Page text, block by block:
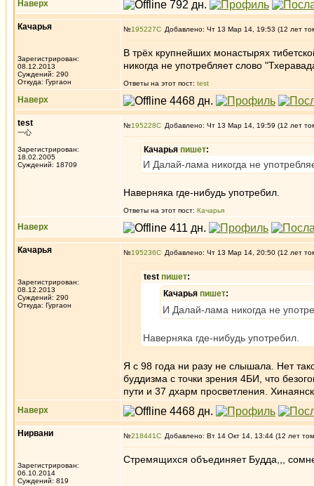
Наверх
Качарья
Зарегистрирован:
08.12.2013
Суждений: 290
Откуда: Гургаон
№195227 Добавлено: Чт 13 Мар 14, 19:53 (12 лет
В трёх крупнейших монастырях
никогда не употребляет слово
Ответы на этот пост: test
Наверх
test
一心
Зарегистрирован:
18.02.2005
Суждений: 18709
№195228 Добавлено: Чт 13 Мар 14, 19:59 (12 лет
Качарья пишет:
И Далай-лама никогда не
Наверняка где-нибудь употребил.
Ответы на этот пост: Качарья
Наверх
Качарья
Зарегистрирован:
08.12.2013
Суждений: 290
Откуда: Гургаон
№195236 Добавлено: Чт 13 Мар 14, 20:50 (12 лет
test пишет:
Качарья пишет:
И Далай-лама никогда не
Наверняка где-нибудь употребил.
Я с 98 года ни разу не слышала. Нет
буддизма с точки зрения 4БИ, что
пути и 37 дхарм просветления.
Наверх
Нирвани
Зарегистрирован:
06.10.2014
Суждений: 819
№218441 Добавлено: Вт 14 Окт 14, 13:44 (12 лет
Стремящихся объединяет Будда,,,